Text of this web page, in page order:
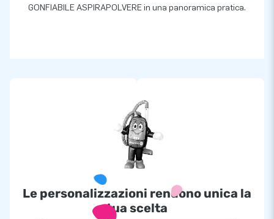
GONFIABILE ASPIRAPOLVERE in una panoramica pratica.
Le personalizzazioni rendono unica la
tua scelta